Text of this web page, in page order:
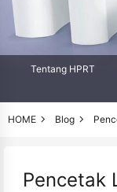
Tentang HPRT
HOME Blog
Pencetak